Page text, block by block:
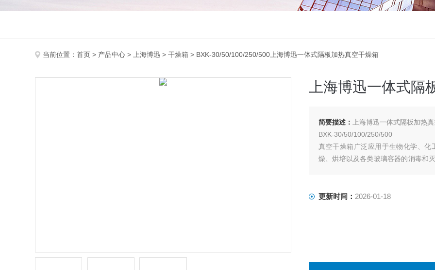
当前位置： 首页 > 产品中心 > 上海博迅 > 干燥箱 > BXK-30/50/100/250/500上海博迅一体式隔板加热真空干燥箱
上海博迅一体式隔
简要描述：
上海博迅一体式隔板加热
BXK-30/50/100/250/500
真空干燥箱广泛应用于生物化学、
燥、烘培以及各类玻璃容器的消毒和
更新时间： 2026-01-18